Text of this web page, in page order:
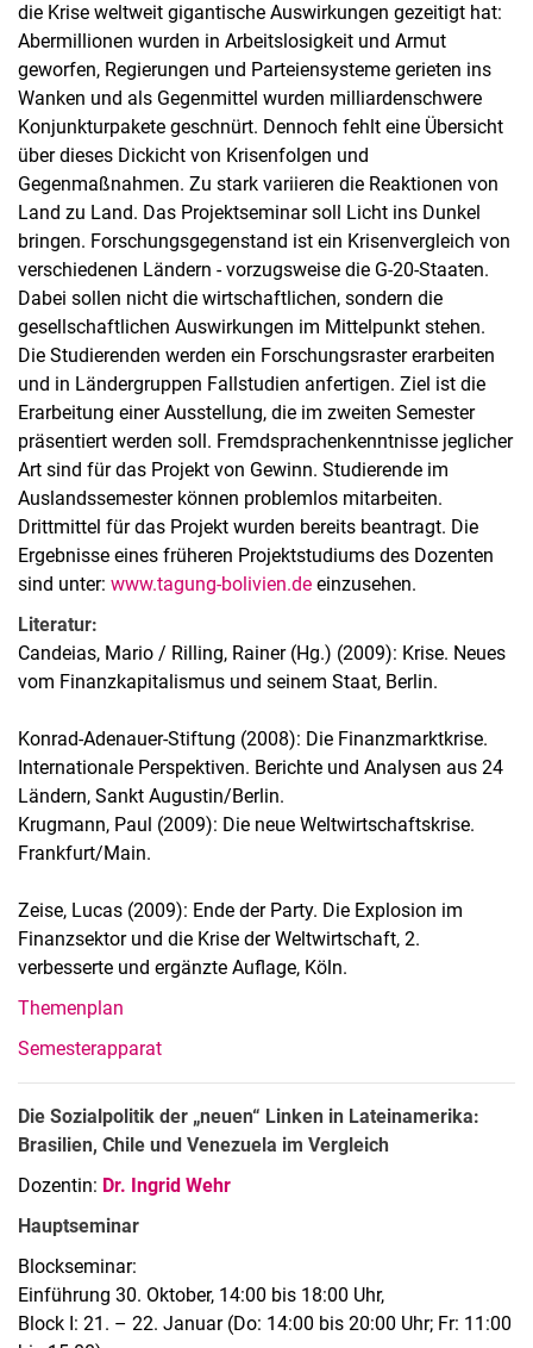
die Krise weltweit gigantische Auswirkungen gezeitigt hat:
Abermillionen wurden in Arbeitslosigkeit und Armut
geworfen, Regierungen und Parteiensysteme gerieten ins
Wanken und als Gegenmittel wurden milliardenschwere
Konjunkturpakete geschnürt. Dennoch fehlt eine Übersicht
über dieses Dickicht von Krisenfolgen und
Gegenmaßnahmen. Zu stark variieren die Reaktionen von
Land zu Land. Das Projektseminar soll Licht ins Dunkel
bringen. Forschungsgegenstand ist ein Krisenvergleich von
verschiedenen Ländern - vorzugsweise die G-20-Staaten.
Dabei sollen nicht die wirtschaftlichen, sondern die
gesellschaftlichen Auswirkungen im Mittelpunkt stehen.
Die Studierenden werden ein Forschungsraster erarbeiten
und in Ländergruppen Fallstudien anfertigen. Ziel ist die
Erarbeitung einer Ausstellung, die im zweiten Semester
präsentiert werden soll. Fremdsprachenkenntnisse jeglicher
Art sind für das Projekt von Gewinn. Studierende im
Auslandssemester können problemlos mitarbeiten.
Drittmittel für das Projekt wurden bereits beantragt. Die
Ergebnisse eines früheren Projektstudiums des Dozenten
sind unter: www.tagung-bolivien.de einzusehen.
Literatur:
Candeias, Mario / Rilling, Rainer (Hg.) (2009): Krise. Neues
vom Finanzkapitalismus und seinem Staat, Berlin.
Konrad-Adenauer-Stiftung (2008): Die Finanzmarktkrise.
Internationale Perspektiven. Berichte und Analysen aus 24
Ländern, Sankt Augustin/Berlin.
Krugmann, Paul (2009): Die neue Weltwirtschaftskrise.
Frankfurt/Main.
Zeise, Lucas (2009): Ende der Party. Die Explosion im
Finanzsektor und die Krise der Weltwirtschaft, 2.
verbesserte und ergänzte Auflage, Köln.
Themenplan
Semesterapparat
Die Sozialpolitik der „neuen“ Linken in Lateinamerika:
Brasilien, Chile und Venezuela im Vergleich
Dozentin: Dr. Ingrid Wehr
Hauptseminar
Blockseminar:
Einführung 30. Oktober, 14:00 bis 18:00 Uhr,
Block I: 21. – 22. Januar (Do: 14:00 bis 20:00 Uhr; Fr: 11:00